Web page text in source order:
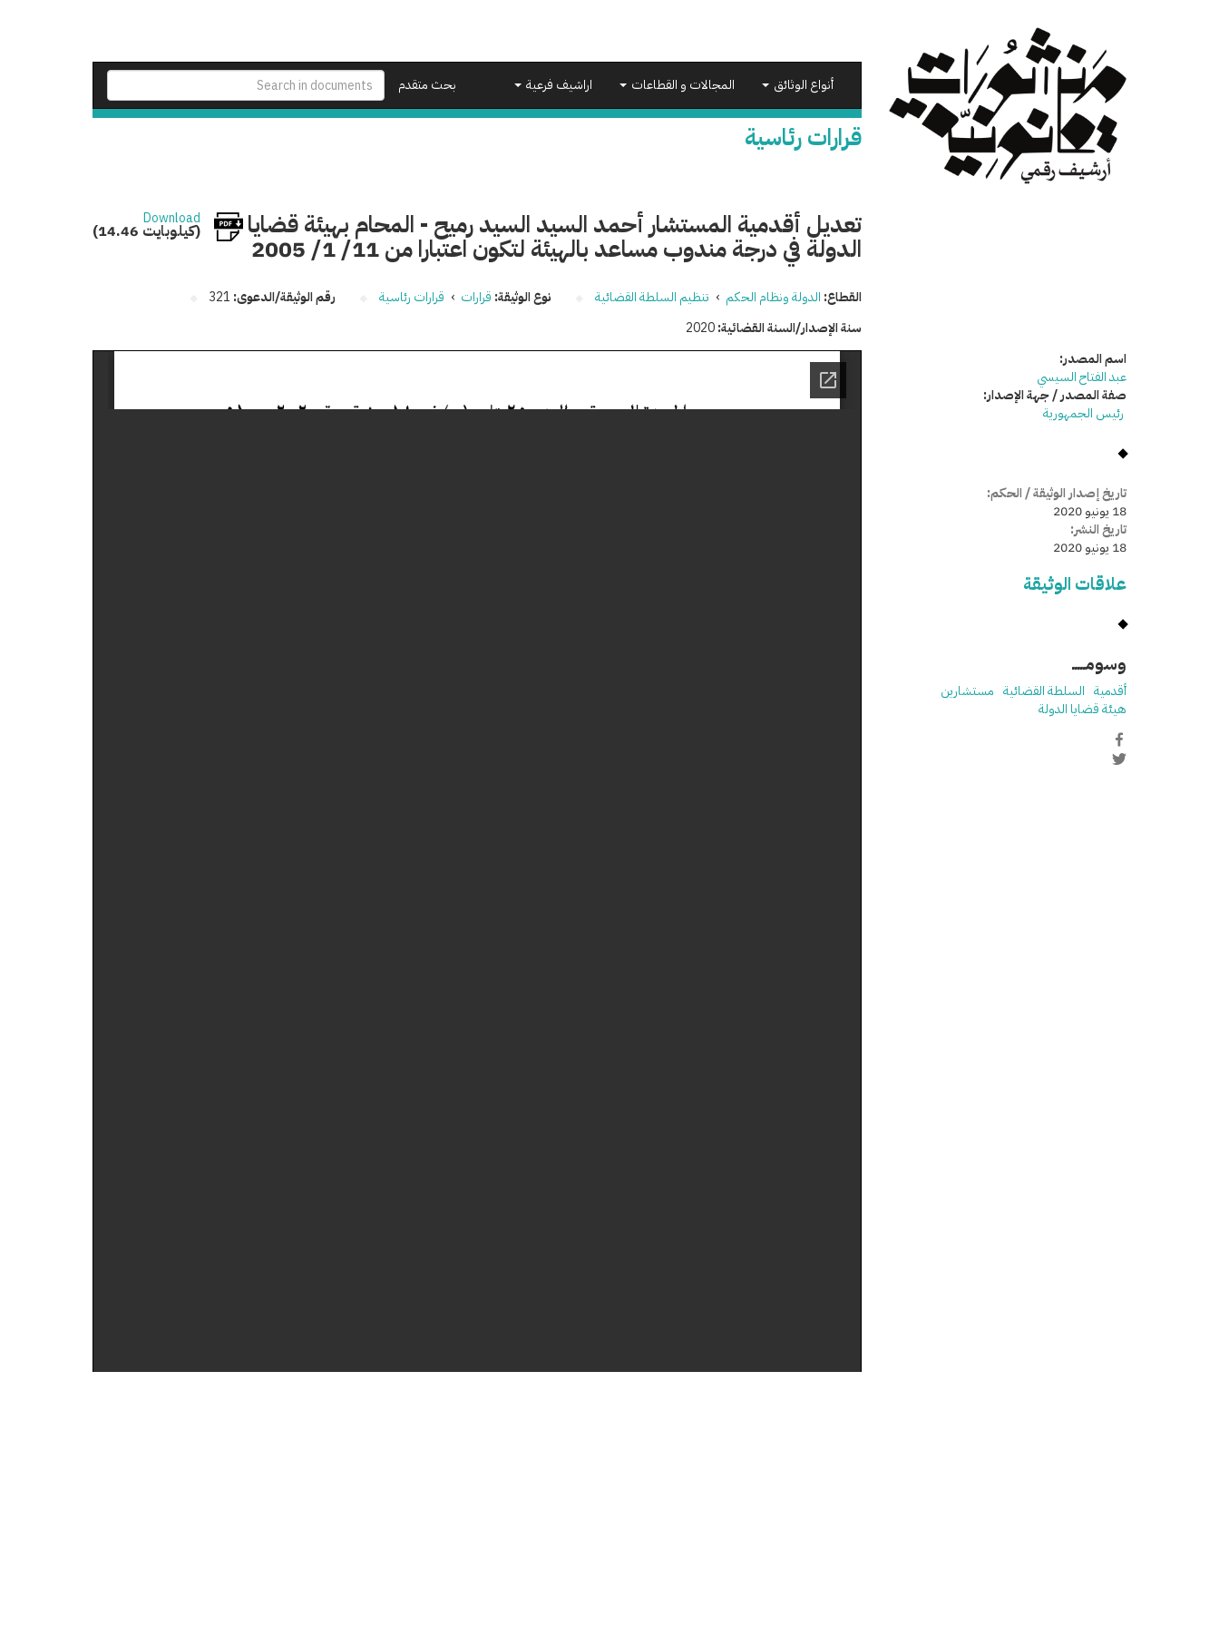
بحث متقدم
أنواع الوثائق المجالات و القطاعات اراشيف فرعية
قرارات رئاسية
تعديل أقدمية المستشار أحمد السيد السيد رميح - المحام بهيئة قضايا
الدولة في درجة مندوب مساعد بالهيئة لتكون اعتبارا من 11/ 1/ 2005
Download
(14.46 كيلوبايت)
القطاع: الدولة ونظام الحكم › تنظيم السلطة القضائية نوع الوثيقة: قرارات › قرارات رئاسية رقم الوثيقة/الدعوى: 321
سنة الإصدار/السنة القضائية:2020
اسم المصدر:
عبد الفتاح السيسي
صفة المصدر / جهة الإصدار:
رئيس الجمهورية
تاريخ إصدار الوثيقة / الحكم:
18 يونيو 2020
تاريخ النشر:
18 يونيو 2020
علاقات الوثيقة
وسومـــــ
أقدمية السلطة القضائية مستشارين
هيئة قضايا الدولة